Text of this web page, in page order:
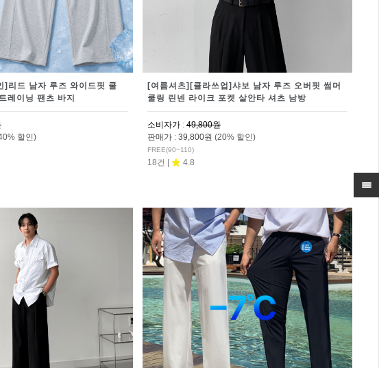
]리드 남자 루즈 와이드핏 쿨
레이닝 팬츠 바지
할인)
[여름셔츠][클라쓰업]샤보 남자 루즈 오버핏 썸머
쿨링 린넨 라이크 포켓 살안타 셔츠 남방
소비자가 : 49,800원
판매가 : 39,800원 (20% 할인)
FREE(90~110)
18건 | 4.8